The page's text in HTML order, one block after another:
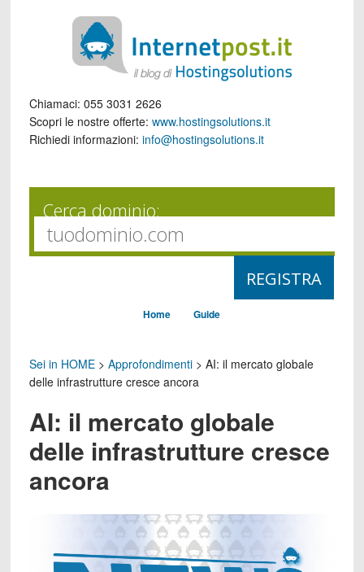
Chiamaci: 055 3031 2626
Scopri le nostre offerte: www.hostingsolutions.it
Richiedi informazioni: info@hostingsolutions.it
Cerca dominio:
Home Guide
Sei in HOME> Approfondimenti> AI: il mercato globale
delle infrastrutture cresce ancora
AI: il mercato globale
delle infrastrutture cresce
ancora